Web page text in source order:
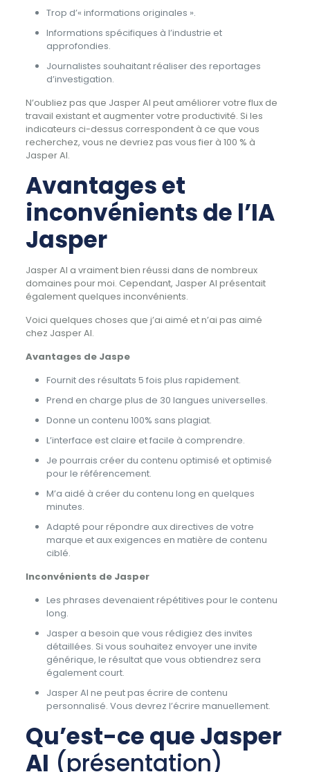
Trop d’« informations originales ».
Informations spécifiques à l’industrie et
approfondies.
Journalistes souhaitant réaliser des reportages
d’investigation.
N’oubliez pas que Jasper AI peut améliorer votre flux de
travail existant et augmenter votre productivité. Si les
indicateurs ci-dessus correspondent à ce que vous
recherchez, vous ne devriez pas vous fier à 100 % à
Jasper AI.
Avantages et
inconvénients de l’IA
Jasper
Jasper AI a vraiment bien réussi dans de nombreux
domaines pour moi. Cependant, Jasper AI présentait
également quelques inconvénients.
Voici quelques choses que j’ai aimé et n’ai pas aimé
chez Jasper AI.
Avantages de Jaspe
Fournit des résultats 5 fois plus rapidement.
Prend en charge plus de 30 langues universelles.
Donne un contenu 100% sans plagiat.
L’interface est claire et facile à comprendre.
Je pourrais créer du contenu optimisé et optimisé
pour le référencement.
M’a aidé à créer du contenu long en quelques
minutes.
Adapté pour répondre aux directives de votre
marque et aux exigences en matière de contenu
ciblé.
Inconvénients de Jasper
Les phrases devenaient répétitives pour le contenu
long.
Jasper a besoin que vous rédigiez des invites
détaillées. Si vous souhaitez envoyer une invite
générique, le résultat que vous obtiendrez sera
également court.
Jasper AI ne peut pas écrire de contenu
personnalisé. Vous devrez l’écrire manuellement.
Qu’est-ce que Jasper
AI (présentation)